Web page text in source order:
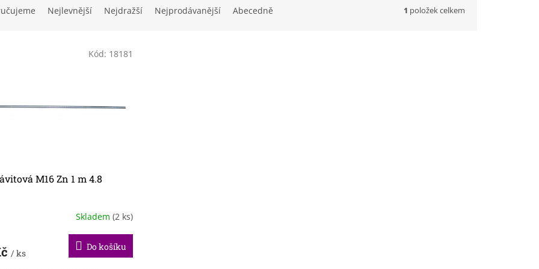
Nejlevnější Nejdražší Nejprodávanější Abecedně 1 položek celkem
M16 Zn 1 m 4.8
Skladem (2 ks)
/ ks
Do košíku
Kód: 18181